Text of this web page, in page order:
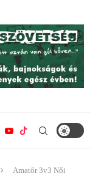
Amatőr 3v3 Női